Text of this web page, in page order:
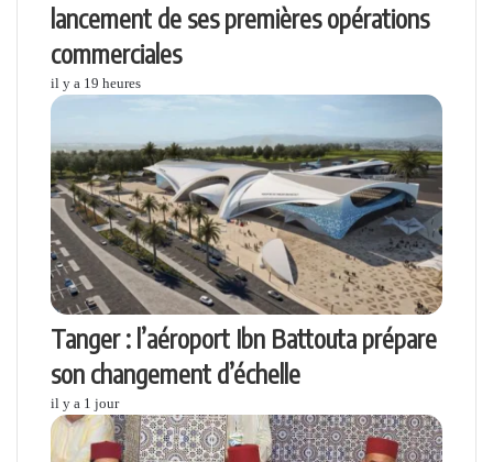
lancement de ses premières opérations
commerciales
il y a 19 heures
Tanger : l’aéroport Ibn Battouta prépare
son changement d’échelle
il y a 1 jour